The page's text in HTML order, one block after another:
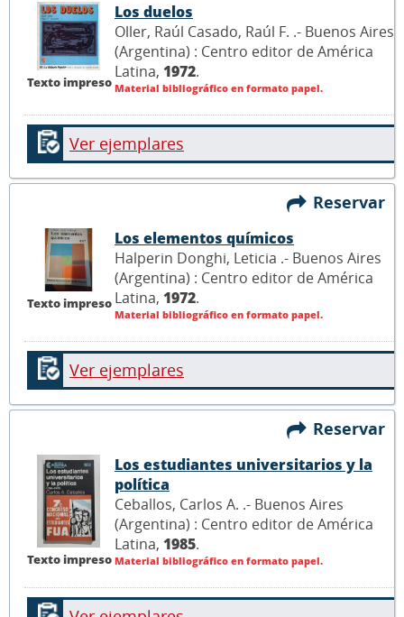
Texto impreso
Los duelos
Oller, Raúl Casado, Raúl F. .- Buenos Aires
(Argentina) : Centro editor de América
Latina, 1972.
Material bibliográfico en formato papel.
Ver ejemplares
Reservar
Texto impreso
Los elementos químicos
Halperin Donghi, Leticia .- Buenos Aires
(Argentina) : Centro editor de América
Latina, 1972.
Material bibliográfico en formato papel.
Ver ejemplares
Reservar
Texto impreso
Los estudiantes universitarios y la
política
Ceballos, Carlos A. .- Buenos Aires
(Argentina) : Centro editor de América
Latina, 1985.
Material bibliográfico en formato papel.